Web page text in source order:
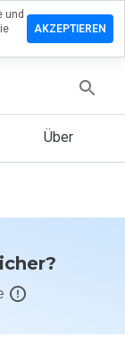
Über
und
AKZEPTIEREN